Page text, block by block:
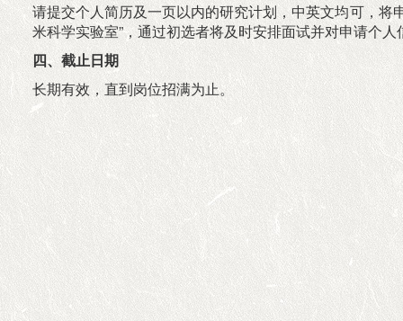
请提交个人简历及一页以内的研究计划，中英文均可，将
米科学实验室”，通过初选者将及时安排面试并对申请个
四、截止日期
长期有效，直到岗位招满为止。